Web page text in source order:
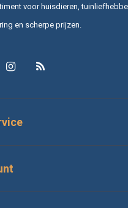
voor huisdieren,
en scherpe prijzen.